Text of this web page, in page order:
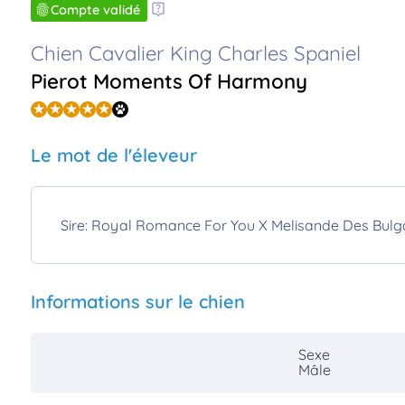
Compte validé
Chien Cavalier King Charles Spaniel
Pierot Moments Of Harmony
Le mot de l'éleveur
Sire: Royal Romance For You X Melisande Des
Informations sur le chien
Sexe
Mâle